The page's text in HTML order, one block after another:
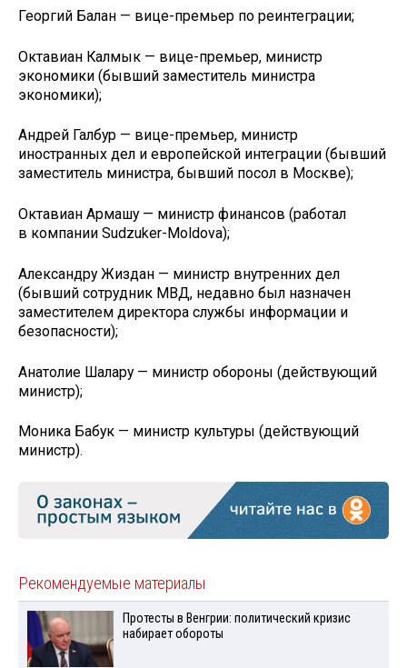
Георгий Балан — вице-премьер по реинтеграции;
Октавиан Калмык — вице-премьер, министр
экономики (бывший заместитель министра
экономики);
Андрей Галбур — вице-премьер, министр
иностранных дел и европейской интеграции (бывший
заместитель министра, бывший посол в Москве);
Октавиан Армашу — министр финансов (работал
в компании Sudzuker-Moldova);
Александру Жиздан — министр внутренних дел
(бывший сотрудник МВД, недавно был назначен
заместителем директора службы информации и
безопасности);
Анатолие Шалару — министр обороны (действующий
министр);
Моника Бабук — министр культуры (действующий
министр).
Рекомендуемые материалы
Протесты в Венгрии: политический кризис
набирает обороты